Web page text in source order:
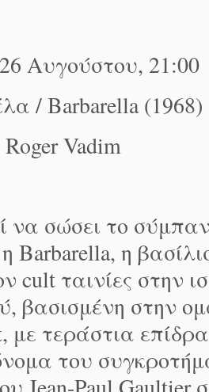
Αυγούστου, 21:00
/ Barbarella
Vadim
να σώσει το
Barbarella, η
cult ταινίες στην
βασισμένη στην
με τεράστια
του